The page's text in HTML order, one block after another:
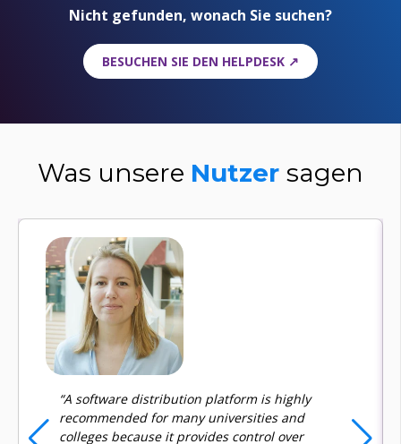
Nicht gefunden, wonach Sie suchen?
BESUCHEN SIE DEN HELPDESK ↗
Was unsere Nutzer sagen
“A software distribution platform is highly
recommended for many universities and
colleges because it provides control over